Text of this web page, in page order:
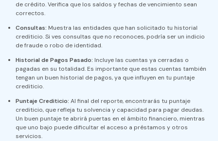
de crédito. Verifica que los saldos y fechas de vencimiento sean
correctos.
Consultas: Muestra las entidades que han solicitado tu historial
crediticio. Si ves consultas que no reconoces, podría ser un indicio
de fraude o robo de identidad.
Historial de Pagos Pasado: Incluye las cuentas ya cerradas o
pagadas en su totalidad. Es importante que estas cuentas también
tengan un buen historial de pagos, ya que influyen en tu puntaje
crediticio.
Puntaje Crediticio: Al final del reporte, encontrarás tu puntaje
crediticio, que refleja tu solvencia y capacidad para pagar deudas.
Un buen puntaje te abrirá puertas en el ámbito financiero, mientras
que uno bajo puede dificultar el acceso a préstamos y otros
servicios​.